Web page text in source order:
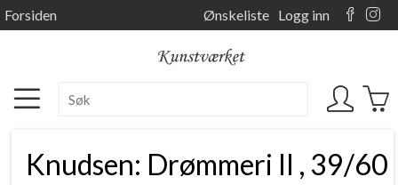
Forsiden Ønskeliste Logg inn
Knudsen: Drømmeri II , 39/60